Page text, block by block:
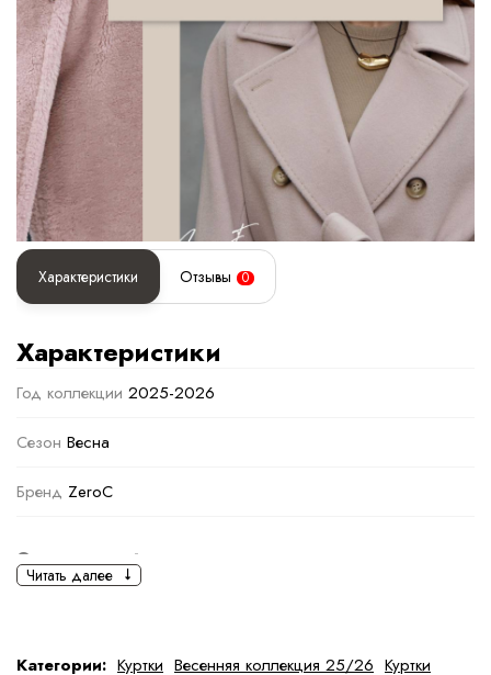
Характеристики Отзывы 0
Характеристики
Год коллекции 2025-2026
Сезон Весна
Бренд ZeroC
Основная информация
Ткань Полиэстер
Читать далее
Категории: Куртки Весенняя коллекция 25/26 Куртки